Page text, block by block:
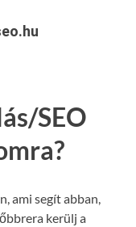
SEO
ami segít abban,
kerülj a